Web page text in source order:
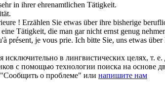
in ihrer ehrenamtlichen Tätigkeit.
.
! Erzählen Sie etwas über ihre bisherige
Tätigkeit, die man gar nicht ernst genug
présent, je vous prie. Ich bitte Sie, uns etwas
в лингвистических целях, т.
с помощью технологии поиска на
о проблеме" или напишите нам